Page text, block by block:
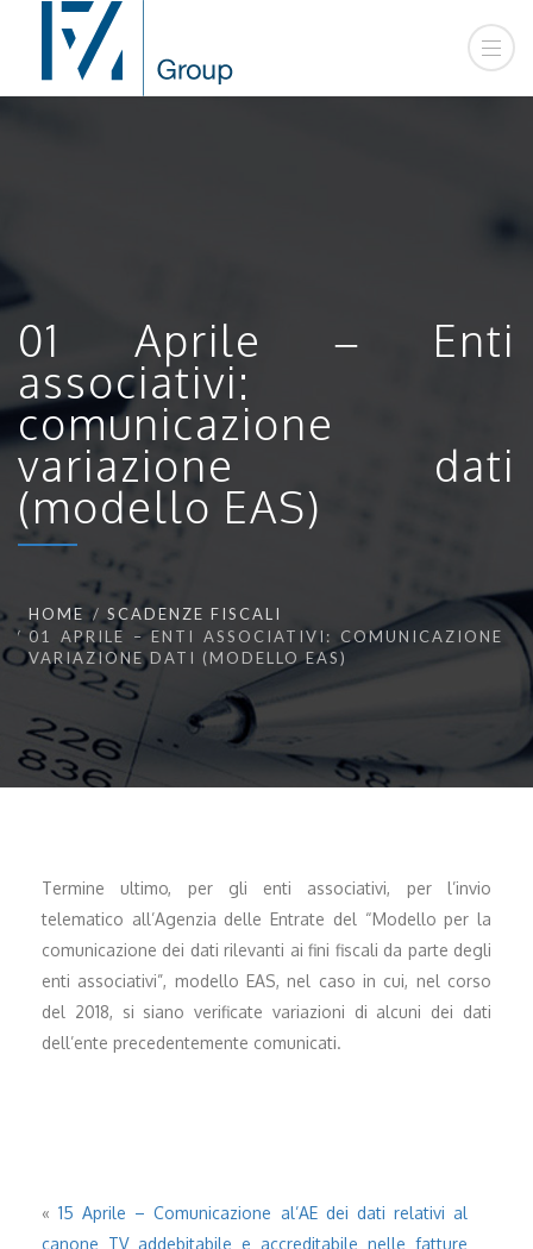
01 Aprile – Enti
associativi:
comunicazione
variazione dati
(modello EAS)
HOME
SCADENZE FISCALI
01 APRILE – ENTI ASSOCIATIVI: COMUNICAZIONE
VARIAZIONE DATI (MODELLO EAS)
Termine ultimo, per gli enti associativi, per l’invio
telematico all’Agenzia delle Entrate del “Modello per la
comunicazione dei dati rilevanti ai fini fiscali da parte degli
enti associativi”, modello EAS, nel caso in cui, nel corso
del 2018, si siano verificate variazioni di alcuni dei dati
dell’ente precedentemente comunicati.
«15 Aprile – Comunicazione al’AE dei dati relativi al
canone TV addebitabile e accreditabile nelle fatture